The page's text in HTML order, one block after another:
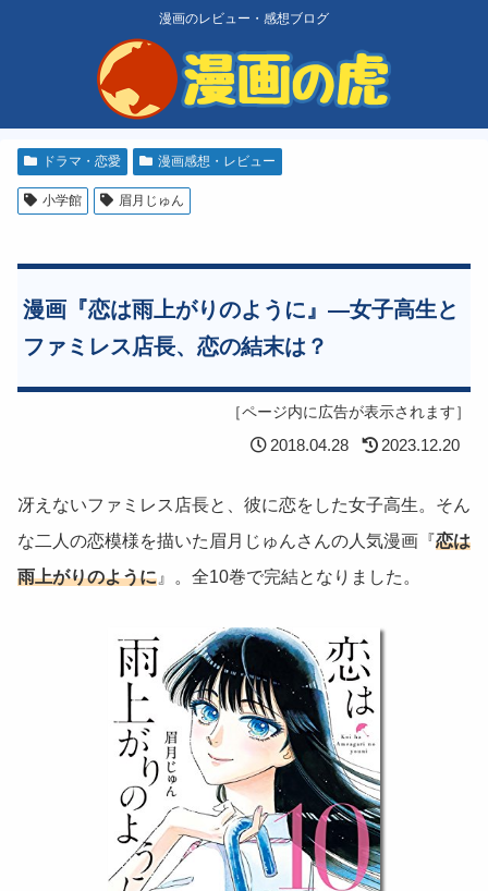
漫画のレビュー・感想ブログ
ドラマ・恋愛 漫画感想・レビュー
小学館 眉月じゅん
漫画『恋は雨上がりのように』―女子高生と
ファミレス店長、恋の結末は？
［ページ内に広告が表示されます］
2018.04.28 2023.12.20
冴えないファミレス店長と、彼に恋をした女子高生。そん
な二人の恋模様を描いた眉月じゅんさんの人気漫画『恋は
雨上がりのように 』。全10巻で完結となりました。